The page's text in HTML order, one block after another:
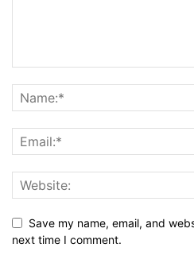
Save my name, email, and
next time I comment.